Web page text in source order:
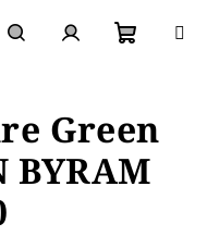
košík
Green
BYRAM